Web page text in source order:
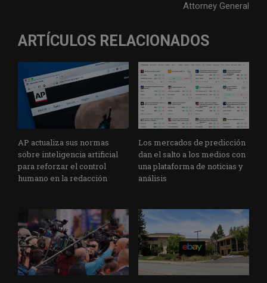
Attorney General
ARTÍCULOS RELACIONADOS
AP actualiza sus normas
sobre inteligencia artificial
para reforzar el control
humano en la redacción
Los mercados de predicción
dan el salto a los medios con
una plataforma de noticias y
análisis